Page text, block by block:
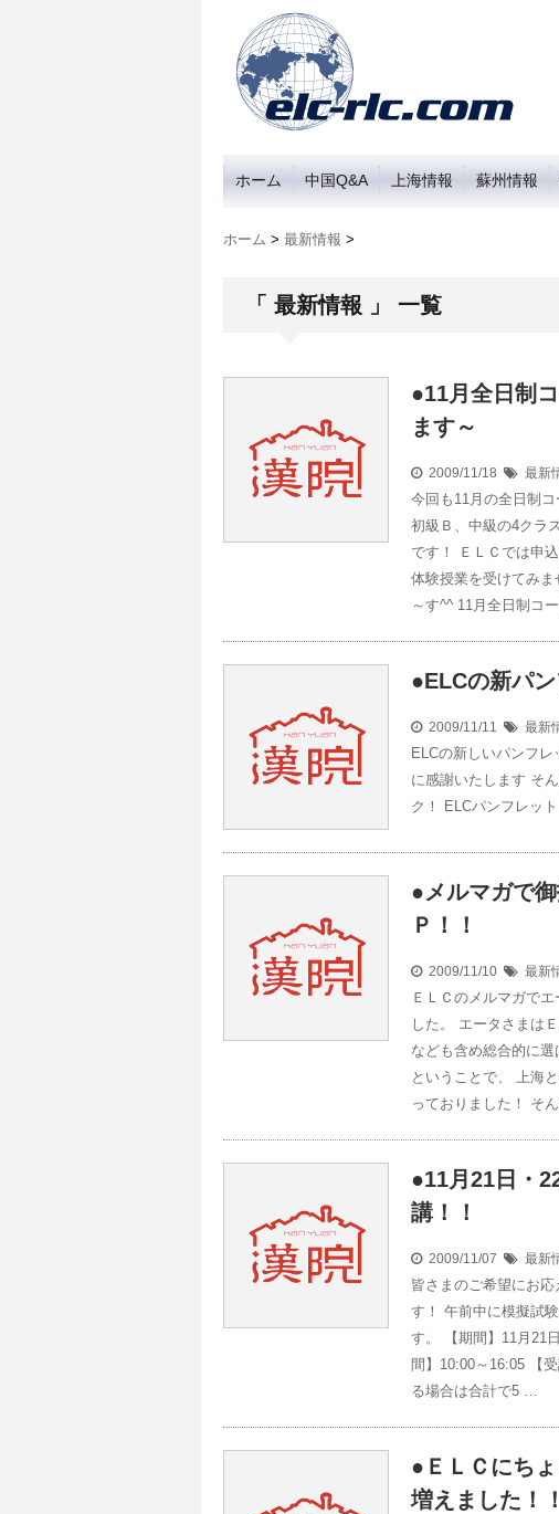
ホーム 中国Q&A 上海情報 蘇州情報
ホーム > 最新情報 >
「 最新情報 」 一覧
●11月全日制
ます～
2009/11/18 最新
今回も11月の全日制
初級Ｂ、中級の4クラ
です！ ＥＬＣでは申
体験授業を受けてみ
～す^^ 11月全日制コ
●ELCの新パン
2009/11/11 最新
ELCの新しいパンフ
に感謝いたします そ
ク！ ELCパンフレッ
●メルマガで
Ｐ！！
2009/11/10 最新
ＥＬＣのメルマガで
した。 エータさまは
なども含め総合的に
ということで、 上海
っておりました！ そ
●11月21日・
講！！
2009/11/07 最新
皆さまのご希望にお
す！ 午前中に模擬試
す。 【期間】11月21
間】10:00～16:05 【
る場合は合計で5 …
●ＥＬＣにち
増えました！！